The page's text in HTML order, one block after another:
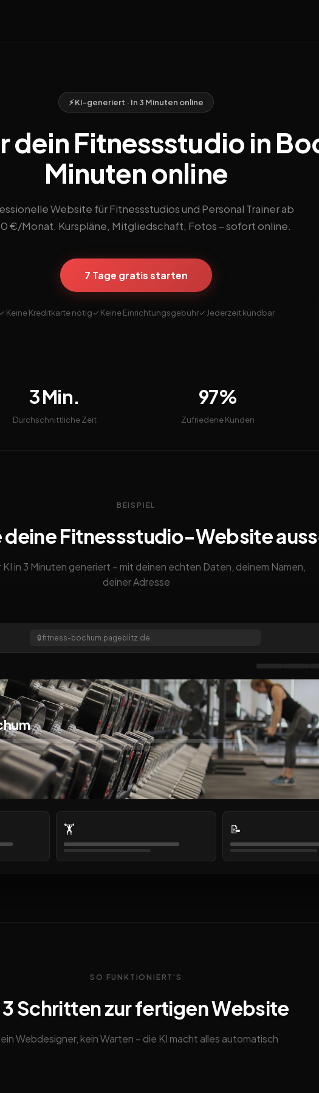
⚡ KI-generiert · In 3 Minuten online
Fitnessstudio in
Minuten online
Website für Fitnessstudios und Personal Trainer ab
€/Monat. Kurspläne, Mitgliedschaft, Fotos – sofort online.
7 Tage gratis starten
Keine Kreditkarte nötig✓ Keine Einrichtungsgebühr✓ Jederzeit kündbar
3 Min.
Durchschnittliche Zeit
97%
Zufriedene Kunden
BEISPIEL
deine Fitnessstudio-Website
KI in 3 Minuten generiert – mit deinen echten Daten, deinem Namen,
deiner Adresse
🔒fitness-bochum.pageblitz.de
🏋️ 📝
SO FUNKTIONIERT'S
3 Schritten zur fertigen Website
Webdesigner, kein Warten – die KI macht alles automatisch